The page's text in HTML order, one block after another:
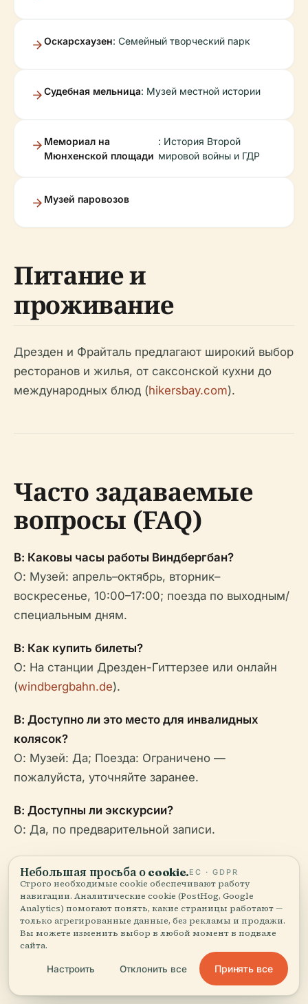
Оскарсхаузен: Семейный творческий парк
Судебная мельница: Музей местной истории
Мемориал на
Мюнхенской площади
: История Второй
мировой войны и ГДР
Музей паровозов
Питание и
проживание
Дрезден и Фрайталь предлагают широкий выбор
ресторанов и жилья, от саксонской кухни до
международных блюд (hikersbay.com).
Часто задаваемые
вопросы (FAQ)
В: Каковы часы работы Виндбергбан?
О: Музей: апрель–октябрь, вторник–
воскресенье, 10:00–17:00; поезда по выходным/
специальным дням.
В: Как купить билеты?
О: На станции Дрезден-Гиттерзее или онлайн
(windbergbahn.de).
В: Доступно ли это место для инвалидных
колясок?
О: Музей: Да; Поезда: Ограничено —
пожалуйста, уточняйте заранее.
В: Доступны ли экскурсии?
О: Да, по предварительной записи.
В: Могу ли я совместить свой визит с другими
достопримечательностями?
О: Да — близлежащие исторические места,
парки и тропы сделают ваш день
разнообразным.
Небольшая просьба о cookie.ЕС · GDPR
Строго необходимые cookie обеспечивают работу
навигации. Аналитические cookie (PostHog, Google
Analytics) помогают понять, какие страницы работают —
только агрегированные данные, без рекламы и продажи.
Вы можете изменить выбор в любой момент в подвале
сайта.
Настроить Отклонить все Принять все